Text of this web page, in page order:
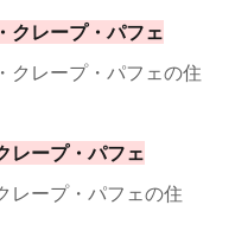
クレープ・パフェ
クレープ・パフェの住
レープ・パフェ
レープ・パフェの住